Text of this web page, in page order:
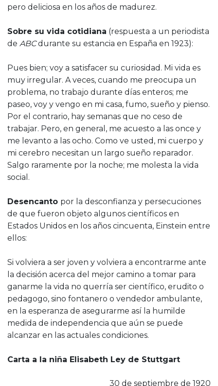
pero deliciosa en los años de madurez.
Sobre su vida cotidiana (respuesta a un periodista
de ABCdurante su estancia en España en 1923):
Pues bien; voy a satisfacer su curiosidad. Mi vida es
muy irregular. A veces, cuando me preocupa un
problema, no trabajo durante días enteros; me
paseo, voy y vengo en mi casa, fumo, sueño y pienso.
Por el contrario, hay semanas que no ceso de
trabajar. Pero, en general, me acuesto a las once y
me levanto a las ocho. Como ve usted, mi cuerpo y
mi cerebro necesitan un largo sueño reparador.
Salgo raramente por la noche; me molesta la vida
social.
Desencanto por la desconfianza y persecuciones
de que fueron objeto algunos científicos en
Estados Unidos en los años cincuenta, Einstein entre
ellos:
Si volviera a ser joven y volviera a encontrarme ante
la decisión acerca del mejor camino a tomar para
ganarme la vida no querría ser científico, erudito o
pedagogo, sino fontanero o vendedor ambulante,
en la esperanza de asegurarme así la humilde
medida de independencia que aún se puede
alcanzar en las actuales condiciones.
Carta a la niña Elisabeth Ley de Stuttgart
30 de septiembre de 1920